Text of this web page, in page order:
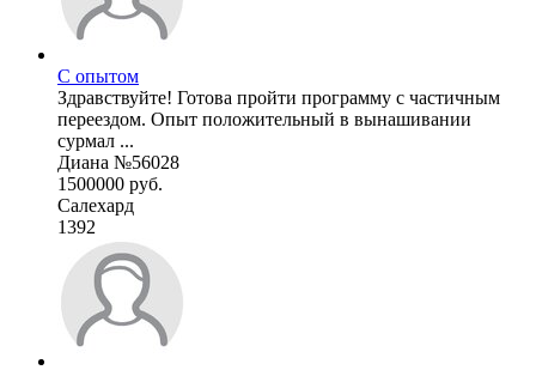
С опытом
Здравствуйте! Готова пройти программу с частичным
переездом. Опыт положительный в вынашивании
сурмал ...
Диана №56028
1500000 руб.
Салехард
1392